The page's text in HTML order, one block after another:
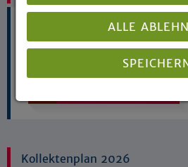
Dokument zum Download.
Kollektenplan 2026
ALLE